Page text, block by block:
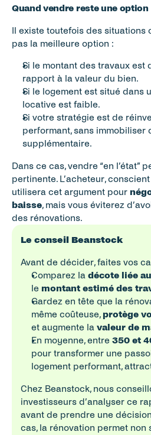
Quand vendre reste une option
Il existe toutefois des situations
pas la meilleure option :
Si le montant des travaux est
rapport à la valeur du bien.
Si le logement est situé dans
locative est faible.
Si votre stratégie est de
performant, sans immobiliser
supplémentaire.
Dans ce cas, vendre “en l’état”
pertinente. L’acheteur,
utilisera cet argument pour
baisse, mais vous éviterez
des rénovations.
Le conseil Beanstock
Avant de décider, faites vos
Comparez la décote liée
le montant estimé des
Gardez en tête que la
même coûteuse, protège
et augmente la valeur de
En moyenne, entre 350 et
pour transformer une
logement performant,
Chez Beanstock, nous
investisseurs d’analyser ce
avant de prendre une